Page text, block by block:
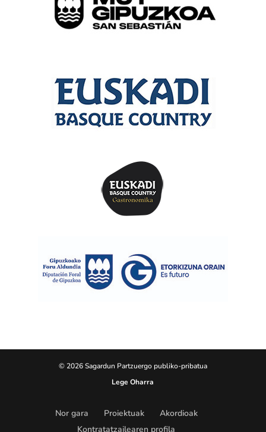
© 2026 Sagardun Partzuergo publiko-pribatua
Lege Oharra
Nor gara Proiektuak
Akordioak
Kontratatzailearen profila